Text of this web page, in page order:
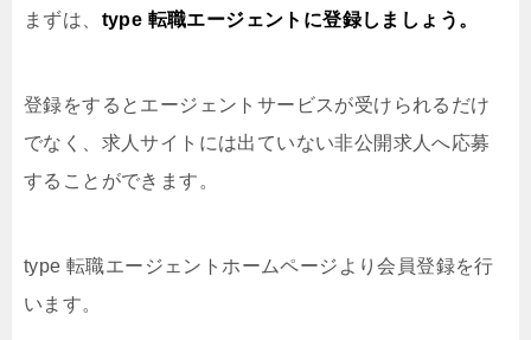
まずは、 type 転職エージェントに登録しましょう。
登録をするとエージェントサービスが受けられるだけ
でなく、求人サイトには出ていない非公開求人へ応募
することができます。
type 転職エージェントホームページ より会員登録を行
います。